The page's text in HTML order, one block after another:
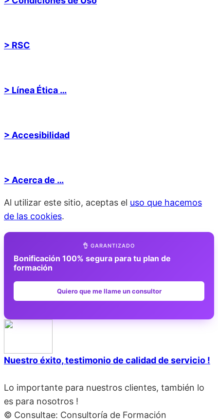
> RSC
> Línea Ética …
> Accesibilidad
> Acerca de …
Al utilizar este sitio, aceptas el uso que hacemos
de las cookies.
👌 GARANTIZADO
Bonificación 100% segura para tu plan de
formación
Quiero que me llame un consultor
Nuestro éxito, testimonio de calidad de servicio !
Lo importante para nuestros clientes, también lo
es para nosotros !
© Consultae: Consultoría de Formación